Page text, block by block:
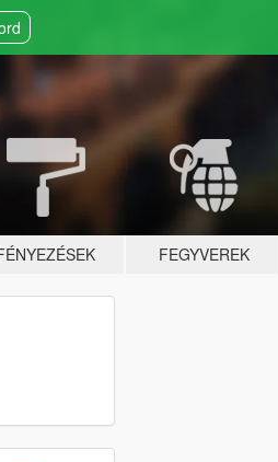
FEGYVEREK